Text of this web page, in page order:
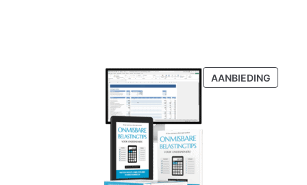
AANBIEDING
IN